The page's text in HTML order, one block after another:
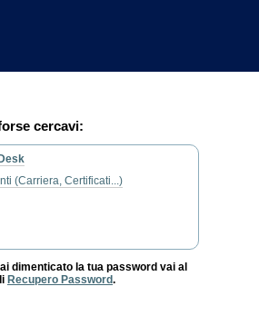
cercavi:
(Carriera, Certificati...)
dimenticato la tua password vai al
Recupero Password.